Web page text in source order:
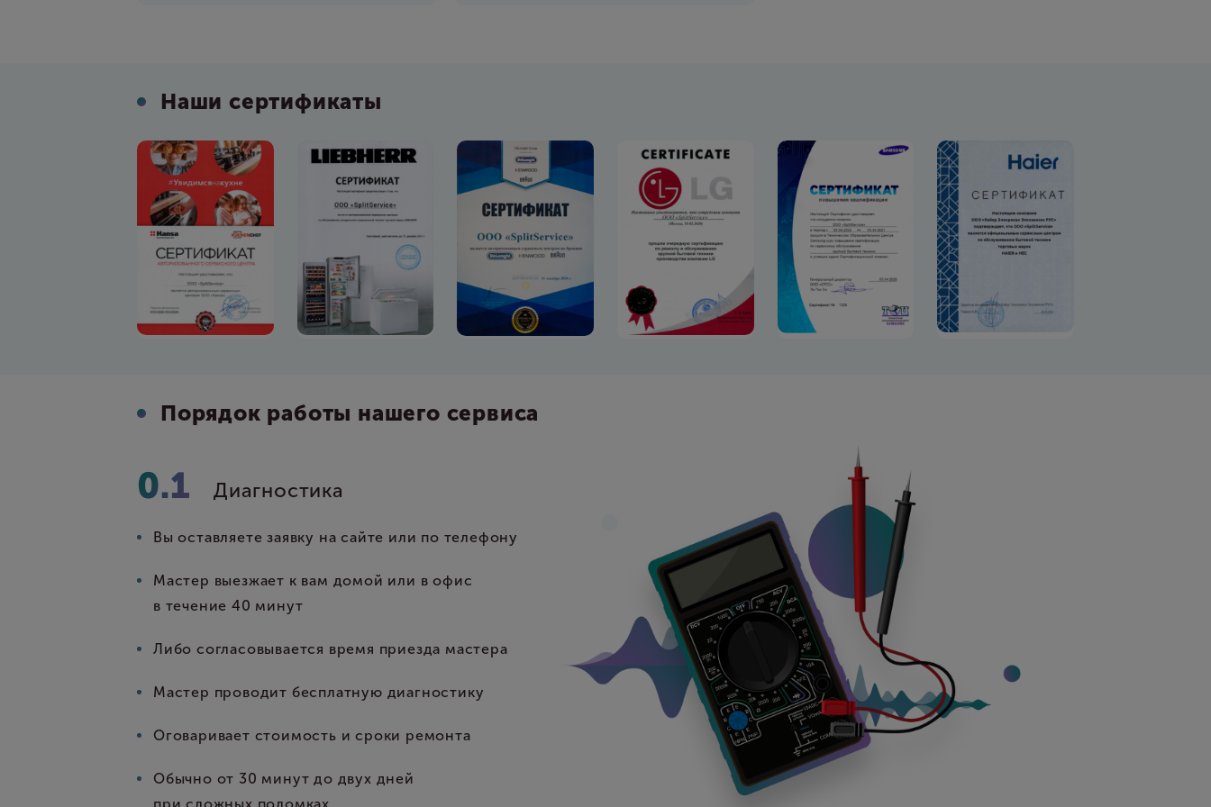
Наши сертификаты
Порядок работы нашего сервиса
Диагностика
Вы оставляете заявку на сайте или по телефону
Мастер выезжает к вам домой или в офис
в течение 40 минут
Либо согласовывается время приезда мастера
Мастер проводит бесплатную диагностику
Оговаривает стоимость и сроки ремонта
Обычно от 30 минут до двух дней